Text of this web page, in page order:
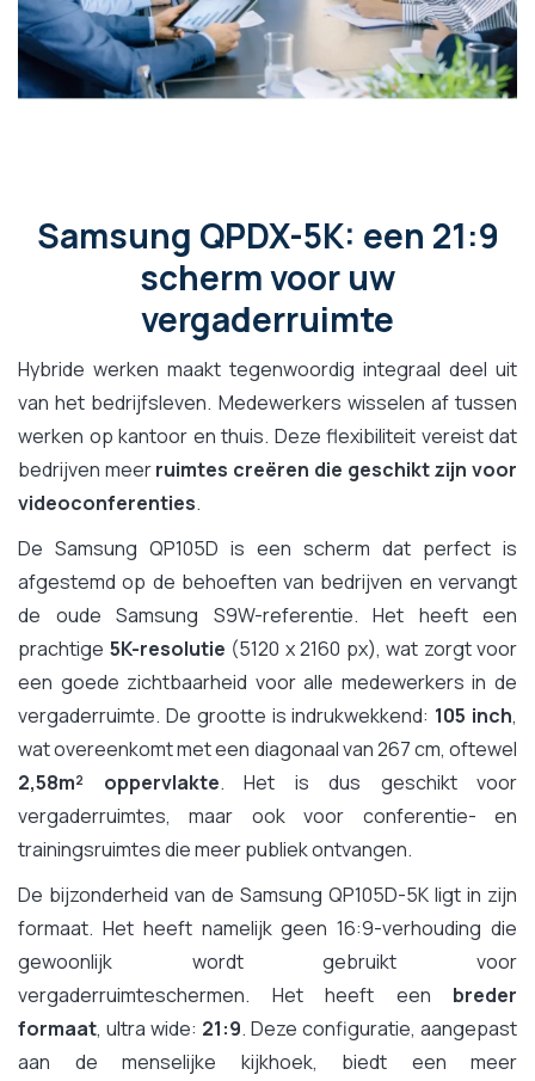
Samsung QPDX-5K: een 21:9
scherm voor uw
vergaderruimte
Hybride werken maakt tegenwoordig integraal deel uit
van het bedrijfsleven. Medewerkers wisselen af tussen
werken op kantoor en thuis. Deze flexibiliteit vereist dat
bedrijven meerruimtes creëren die geschikt zijn voor
videoconferenties.
De Samsung QP105D is een scherm dat perfect is
afgestemd op de behoeften van bedrijven en vervangt
de oude Samsung S9W-referentie. Het heeft een
prachtige 5K-resolutie (5120 x 2160 px), wat zorgt voor
een goede zichtbaarheid voor alle medewerkers in de
vergaderruimte. De grootte is indrukwekkend: 105 inch,
wat overeenkomt met een diagonaal van 267 cm, oftewel
2,58m² oppervlakte. Het is dus geschikt voor
vergaderruimtes, maar ook voor conferentie- en
trainingsruimtes die meer publiek ontvangen.
De bijzonderheid van de Samsung QP105D-5K ligt in zijn
formaat. Het heeft namelijk geen 16:9-verhouding die
gewoonlijk wordt gebruikt voor
vergaderruimteschermen. Het heeft een breder
formaat, ultra wide: 21:9. Deze configuratie, aangepast
aan de menselijke kijkhoek, biedt een meer